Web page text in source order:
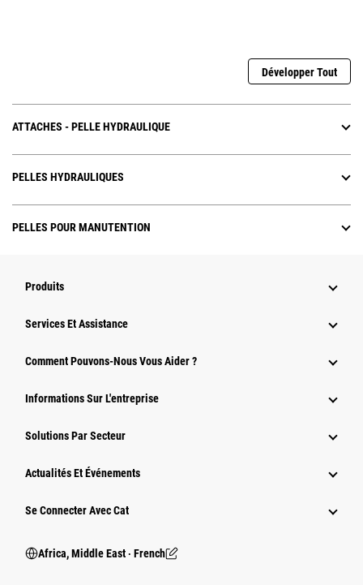
Développer Tout
ATTACHES - PELLE HYDRAULIQUE
PELLES HYDRAULIQUES
PELLES POUR MANUTENTION
Produits
Services Et Assistance
Comment Pouvons-Nous Vous Aider ?
Informations Sur L'entreprise
Solutions Par Secteur
Actualités Et Événements
Se Connecter Avec Cat
Africa, Middle East ‧ French